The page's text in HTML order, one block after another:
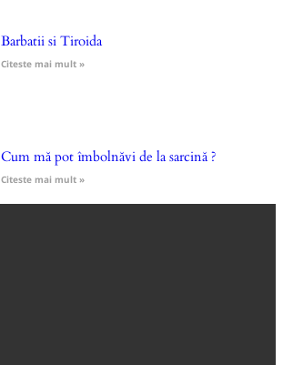
Barbatii si Tiroida
Citeste mai mult »
Cum mă pot îmbolnăvi de la sarcină ?
Citeste mai mult »